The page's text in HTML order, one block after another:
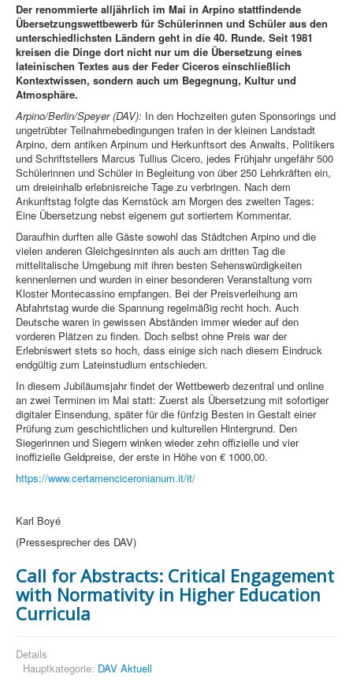
Der renommierte alljährlich im Mai in Arpino stattfindende
Übersetzungswettbewerb für Schülerinnen und Schüler aus den
unterschiedlichsten Ländern geht in die 40. Runde. Seit 1981
kreisen die Dinge dort nicht nur um die Übersetzung eines
lateinischen Textes aus der Feder Ciceros einschließlich
Kontextwissen, sondern auch um Begegnung, Kultur und
Atmosphäre.
Arpino/Berlin/Speyer (DAV): In den Hochzeiten guten Sponsorings und
ungetrübter Teilnahmebedingungen trafen in der kleinen Landstadt
Arpino, dem antiken Arpinum und Herkunftsort des Anwalts, Politikers
und Schriftstellers Marcus Tullius Cicero, jedes Frühjahr ungefähr 500
Schülerinnen und Schüler in Begleitung von über 250 Lehrkräften ein,
um dreieinhalb erlebnisreiche Tage zu verbringen. Nach dem
Ankunftstag folgte das Kernstück am Morgen des zweiten Tages:
Eine Übersetzung nebst eigenem gut sortiertem Kommentar.
Daraufhin durften alle Gäste sowohl das Städtchen Arpino und die
vielen anderen Gleichgesinnten als auch am dritten Tag die
mittelitalische Umgebung mit ihren besten Sehenswürdigkeiten
kennenlernen und wurden in einer besonderen Veranstaltung vom
Kloster Montecassino empfangen. Bei der Preisverleihung am
Abfahrtstag wurde die Spannung regelmäßig recht hoch. Auch
Deutsche waren in gewissen Abständen immer wieder auf den
vorderen Plätzen zu finden. Doch selbst ohne Preis war der
Erlebniswert stets so hoch, dass einige sich nach diesem Eindruck
endgültig zum Lateinstudium entschieden.
In diesem Jubiläumsjahr findet der Wettbewerb dezentral und online
an zwei Terminen im Mai statt: Zuerst als Übersetzung mit sofortiger
digitaler Einsendung, später für die fünfzig Besten in Gestalt einer
Prüfung zum geschichtlichen und kulturellen Hintergrund. Den
Siegerinnen und Siegern winken wieder zehn offizielle und vier
inoffizielle Geldpreise, der erste in Höhe von € 1000,00.
https://www.certamenciceronianum.it/it/
Karl Boyé
(Pressesprecher des DAV)
Call for Abstracts: Critical Engagement
with Normativity in Higher Education
Curricula
Details
Hauptkategorie: DAV Aktuell